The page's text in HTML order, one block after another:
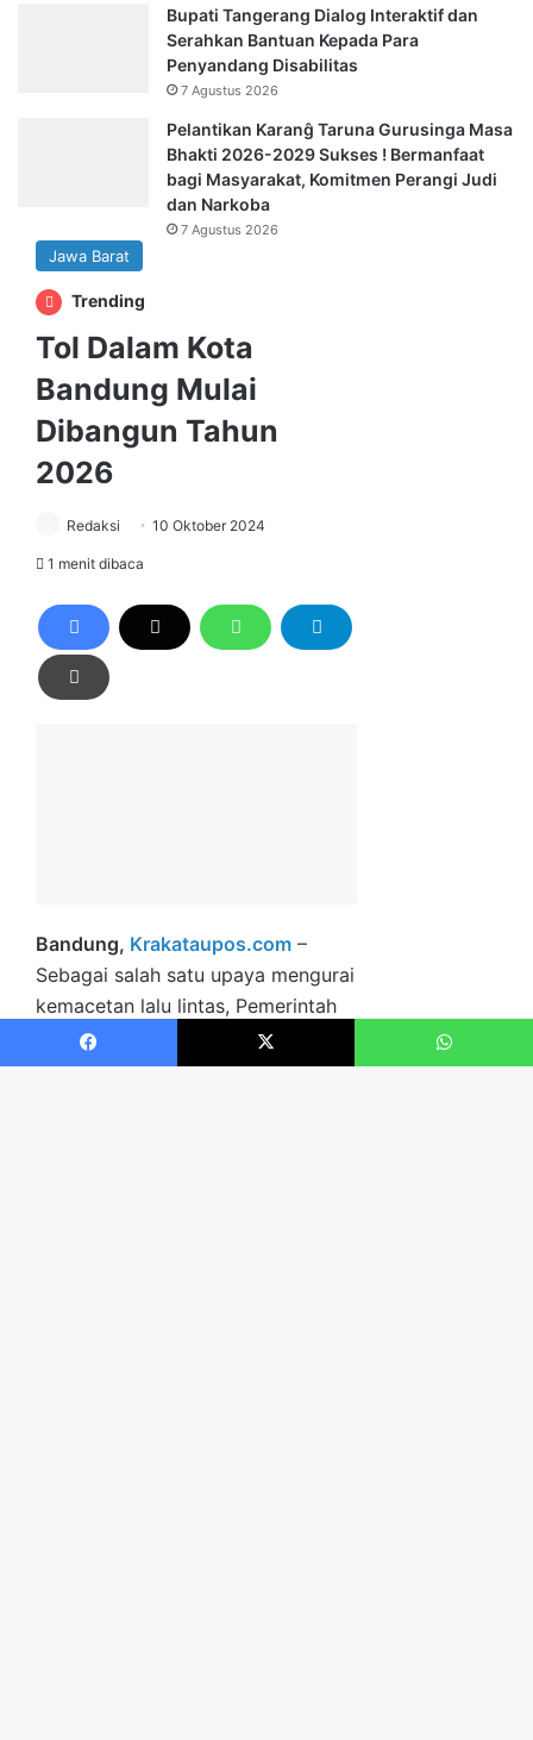
Bupati Tangerang Dialog Interaktif dan
Serahkan Bantuan Kepada Para
Penyandang Disabilitas
7 Agustus 2026
Pelantikan Karanĝ Taruna Gurusinga Masa
Bhakti 2026-2029 Sukses ! Bermanfaat
bagi Masyarakat, Komitmen Perangi Judi
dan Narkoba
7 Agustus 2026
Facebook X WhatsApp